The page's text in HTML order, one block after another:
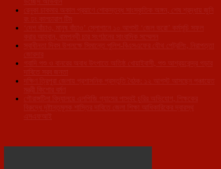
রেনুকা চাকমার অকাল প্রয়াণে শোকস্তব্ধ সাংস্কৃতিক অঙ্গন, শেষ শ্রদ্ধায় জুনি
রং ঢং কালচারাল টিম
‘দেশ বাঁচাও, মানুষ বাঁচাও’ স্লোগানে ১০ আগস্ট ‘জেল ভরো’ কর্মসূচি সফল
করার আহ্বান, বামপন্থী চার সংগঠনের সাংবাদিক সম্মেলন
স্বাধীনতা দিবস উপলক্ষে সিমান্তে পুলিশ-বিএসএফের যৌথ পেট্রলিং, নিরাপত্তা
জোরদার
গবাদি পশু ও বানরের অবাধ উৎপাতে অতিষ্ঠ খোয়াইবাসী, পশু আশ্রয়কেন্দ্র গড়ার
দাবিতে সরব জনতা
দক্ষিণ ত্রিপুরা জেলায় প্রশাসনিক প্রস্তুতি বৈঠক: ১২ আগস্ট আসছেন পঞ্চায়েত
মন্ত্রী কিশোর বর্মণ
গৌরাঙ্গটিলা বিদ্যালয়ে এলপিজি গ্যাসের পাসবই চুরির অভিযোগ, শিক্ষকের
বিরুদ্ধে দৃষ্টান্তমূলক শাস্তির দাবিতে জেলা শিক্ষা আধিকারিকের দ্বারস্থ
এসএফআই